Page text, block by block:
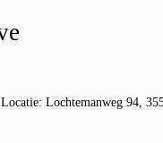
Lochtemanweg 94,